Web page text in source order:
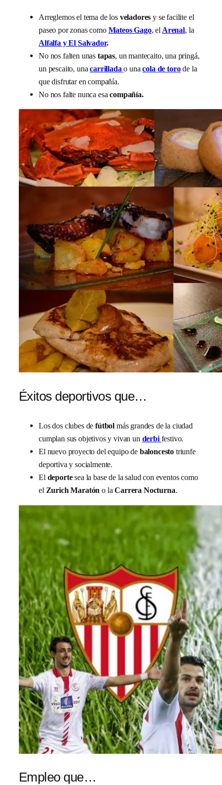
Arreglemos el tema de los veladoresy se facilite el
paseo por zonas como Mateos Gago, elArenal, la
Alfalfa y El Salvador.
No nos falten unas tapas, un mantecaito, una pringá,
un pescaito, unacarrillada o unacola de torode la
que disfrutar en compañía.
No nos falte nunca esacompañía.
Éxitos deportivos que…
Los dos clubes defútbol más grandes de la ciudad
cumplan sus objetivos y vivan un derbi festivo.
El nuevo proyecto del equipo de baloncesto triunfe
deportiva y socialmente.
El deportesea la base de la salud con eventos como
el Zurich Maratón o laCarrera Nocturna.
Empleo que…